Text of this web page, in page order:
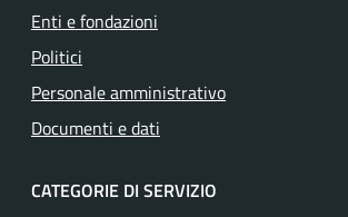
Enti e fondazioni
Politici
Personale amministrativo
Documenti e dati
CATEGORIE DI SERVIZIO